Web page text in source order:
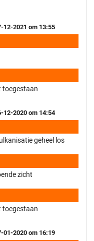
12-2021 om 13:55
toegestaan
12-2020 om 14:54
geheel los
zicht
toegestaan
01-2020 om 16:19